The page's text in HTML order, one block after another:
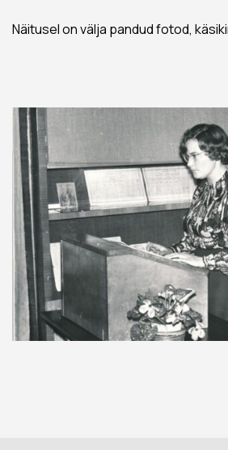
Näitusel on välja pandud fotod,